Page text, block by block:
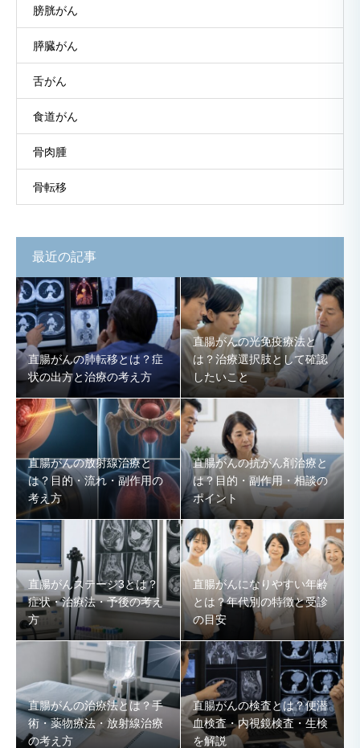
膀胱がん
膵臓がん
舌がん
食道がん
骨肉腫
骨転移
最近の記事
直腸がんの肺転移とは？症
状の出方と治療の考え方
直腸がんの光免疫療法と
は？治療選択肢として確認
したいこと
直腸がんの放射線治療と
は？目的・流れ・副作用の
考え方
直腸がんの抗がん剤治療と
は？目的・副作用・相談の
ポイント
直腸がんステージ3とは？
症状・治療法・予後の考え
方
直腸がんになりやすい年齢
とは？年代別の特徴と受診
の目安
直腸がんの治療法とは？手
術・薬物療法・放射線治療
の考え方
直腸がんの検査とは？便潜
血検査・内視鏡検査・生検
を解説